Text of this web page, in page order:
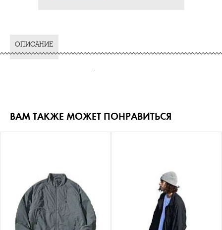
ОПИСАНИЕ
-
ВАМ ТАКЖЕ МОЖЕТ ПОНРАВИТЬСЯ